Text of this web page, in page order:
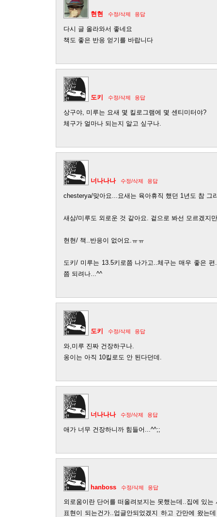
현현 수정/삭제 응답
다시 글 올라와서 좋네요
책도 좋은 반응 얻기를 바랍니다
도키 수정/삭제 응답
상구야, 미루는 요새 몇 킬로그램에 몇 센티미터야?
체구가 얼마나 되는지 알고 싶구나.
너나나나 수정/삭제 응답
chesterya/맞아요...요새는 육아휴직 했던 1년도 참 그
새삼/미루도 외로운 것 같아요. 겉으로 봐선 모르겠지
현현/ 책..반응이 없어요.ㅠㅠ
도키/ 미루는 13.5키로쯤 나가고..체구는 매우 좋은
쯤 되려나...^^
도키 수정/삭제 응답
와,미루 진짜 건장하구나.
옹이는 아직 10킬로도 안 된다던데.
너나나나 수정/삭제 응답
애가 너무 건장하니까 힘들어...^^;;
hanboss 수정/삭제 응답
외로움이란 단어를 떠올려보지는 못했는데..집에 있
표현이 되는건가..업글안되었겠지 하고 간만에 왔는